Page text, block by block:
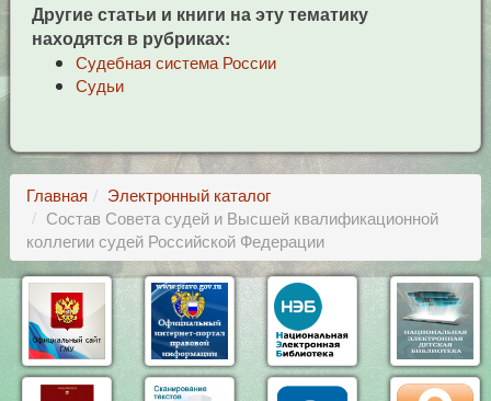
Другие статьи и книги на эту тематику
находятся в рубриках:
Судебная система России
Судьи
Главная
Электронный каталог
Состав Совета судей и Высшей квалификационной
коллегии судей Российской Федерации